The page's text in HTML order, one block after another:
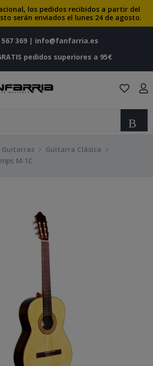
los pedidos recibidos a partir del
serán enviados el lunes 24 de agosto.
369| info@fanfarria.es
pedidos superiores a 95€
Guitarras
Guitarra Clásica
M-1C